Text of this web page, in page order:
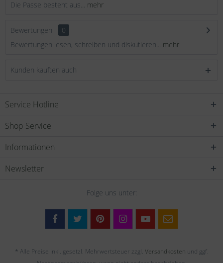
Die Passe besteht aus... mehr
Bewertungen
0
Bewertungen lesen, schreiben und diskutieren... mehr
Kunden kauften auch
Service Hotline
Shop Service
Informationen
Newsletter
Folge uns unter:
* Alle Preise inkl. gesetzl. Mehrwertsteuer zzgl. Versandkosten und ggf.